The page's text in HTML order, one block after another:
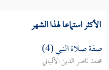
الأكثر استماعا لهذا الشهر
صفة صلاة النبي (4)
محمد ناصر الدين الألباني